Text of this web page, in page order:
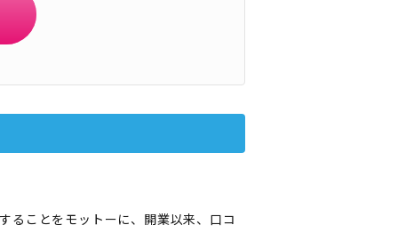
ることをモットーに、開業以来、口コ